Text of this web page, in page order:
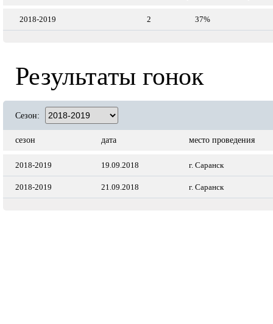
2018-2019 2 37%
Результаты гонок
Сезон:
сезон дата место проведения
2018-2019 19.09.2018 г. Саранск
2018-2019 21.09.2018 г. Саранск